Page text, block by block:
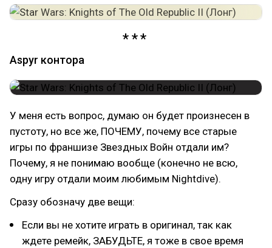
Aspyr контора
У меня есть вопрос, думаю он будет произнесен в
пустоту, но все же, ПОЧЕМУ, почему все старые
игры по франшизе Звездных Войн отдали им?
Почему, я не понимаю вообще (конечно не всю,
одну игру отдали моим любимым Nightdive).
Сразу обозначу две вещи:
Если вы не хотите играть в оригинал, так как
ждете ремейк, ЗАБУДЬТЕ, я тоже в свое время